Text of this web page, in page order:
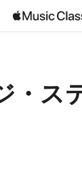
・ス